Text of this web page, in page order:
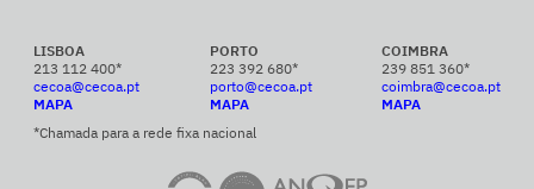
LISBOA
213 112 400*
cecoa@cecoa.pt
MAPA
PORTO
223 392 680*
porto@cecoa.pt
MAPA
COIMBRA
239 851 360*
coimbra@cecoa.pt
MAPA
*Chamada para a rede fixa nacional